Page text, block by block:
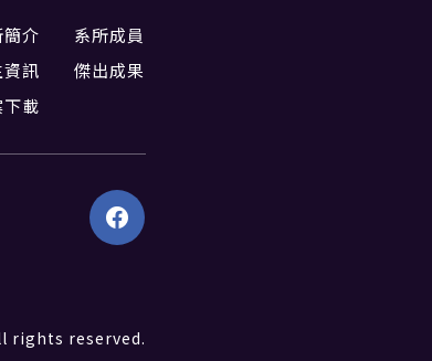
簡介
系所成員
資訊
傑出成果
載
rights reserved.